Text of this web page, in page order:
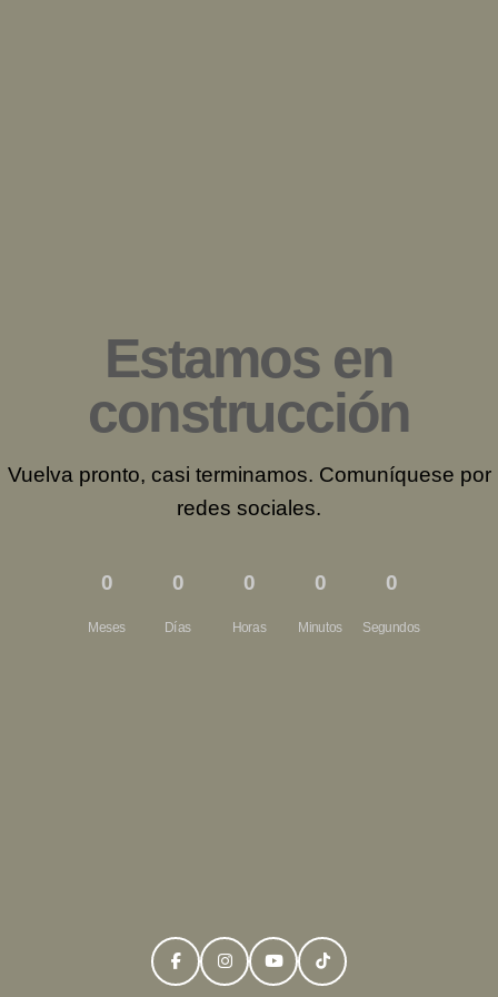
Estamos en
construcción
Vuelva pronto, casi terminamos. Comuníquese por
redes sociales.
0
Meses
0
Días
0
Horas
0
Minutos
0
Segundos